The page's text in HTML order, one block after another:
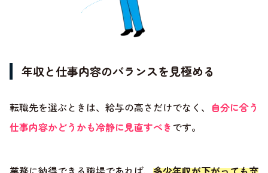
年収と仕事内容のバランスを見極める
転職先を選ぶときは、給与の高さだけでなく、
自分に合う
仕事内容かどうかも冷静に見直すべきです。